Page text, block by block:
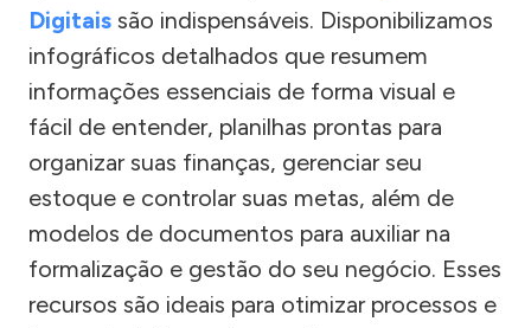
Digitais são indispensáveis. Disponibilizamos
infográficos detalhados que resumem
informações essenciais de forma visual e
fácil de entender, planilhas prontas para
organizar suas finanças, gerenciar seu
estoque e controlar suas metas, além de
modelos de documentos para auxiliar na
formalização e gestão do seu negócio. Esses
recursos são ideais para otimizar processos e